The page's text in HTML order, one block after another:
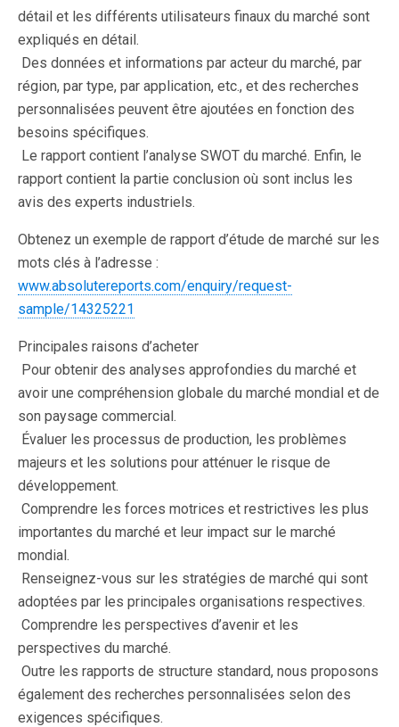
détail et les différents utilisateurs finaux du marché sont
expliqués en détail.
 Des données et informations par acteur du marché, par
région, par type, par application, etc., et des recherches
personnalisées peuvent être ajoutées en fonction des
besoins spécifiques.
 Le rapport contient l’analyse SWOT du marché. Enfin, le
rapport contient la partie conclusion où sont inclus les
avis des experts industriels.
Obtenez un exemple de rapport d’étude de marché sur les
mots clés à l’adresse :
www.absolutereports.com/enquiry/request-
sample/14325221
Principales raisons d’acheter
 Pour obtenir des analyses approfondies du marché et
avoir une compréhension globale du marché mondial et de
son paysage commercial.
 Évaluer les processus de production, les problèmes
majeurs et les solutions pour atténuer le risque de
développement.
 Comprendre les forces motrices et restrictives les plus
importantes du marché et leur impact sur le marché
mondial.
 Renseignez-vous sur les stratégies de marché qui sont
adoptées par les principales organisations respectives.
 Comprendre les perspectives d’avenir et les
perspectives du marché.
 Outre les rapports de structure standard, nous proposons
également des recherches personnalisées selon des
exigences spécifiques.